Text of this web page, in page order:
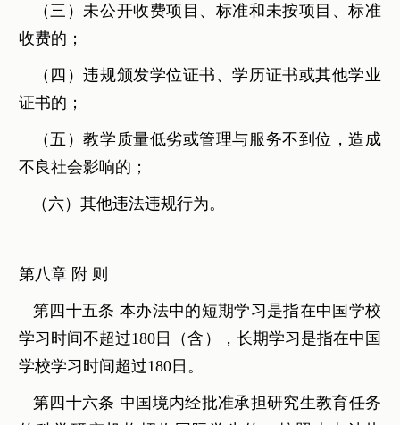
（三）未公开收费项目、标准和未按项目、标准
收费的；
（四）违规颁发学位证书、学历证书或其他学业
证书的；
（五）教学质量低劣或管理与服务不到位，造成
不良社会影响的；
（六）其他违法违规行为。
第八章 附 则
第四十五条 本办法中的短期学习是指在中国学校
学习时间不超过180日（含），长期学习是指在中国
学校学习时间超过180日。
第四十六条 中国境内经批准承担研究生教育任务